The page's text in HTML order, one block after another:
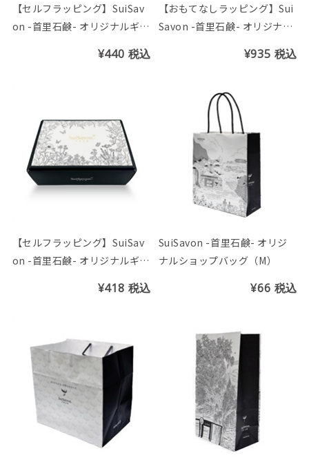
【セルフラッピング】SuiSav
on -首里石鹸- オリジナルギフ
¥440 税込
【おもてなしラッピング】Sui
Savon -首里石鹸- オリジナル
¥935 税込
【セルフラッピング】SuiSav
on -首里石鹸- オリジナルギフ
¥418 税込
SuiSavon -首里石鹸- オリジ
ナルショップバッグ（М）
¥66 税込